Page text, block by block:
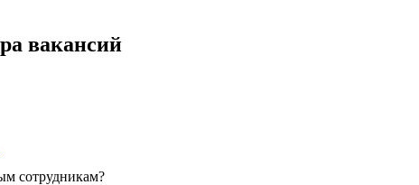
вакансий
сотрудникам?